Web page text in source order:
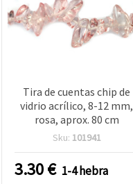
Tira de cuentas chip de
vidrio acrílico, 8-12 mm,
rosa, aprox. 80 cm
Sku: 101941
3.30€ 1-4 hebra